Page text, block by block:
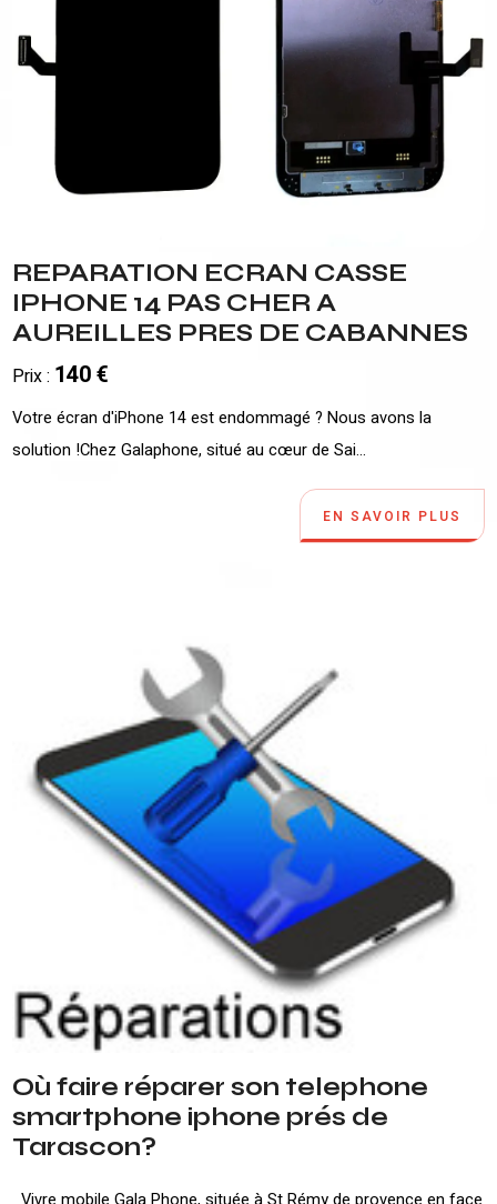
REPARATION ECRAN CASSE
IPHONE 14 PAS CHER A
AUREILLES PRES DE CABANNES
Prix : 140 €
Votre écran d'iPhone 14 est endommagé ? Nous avons la
solution !Chez Galaphone, situé au cœur de Sai...
EN SAVOIR PLUS
Où faire réparer son telephone
smartphone iphone prés de
Tarascon?